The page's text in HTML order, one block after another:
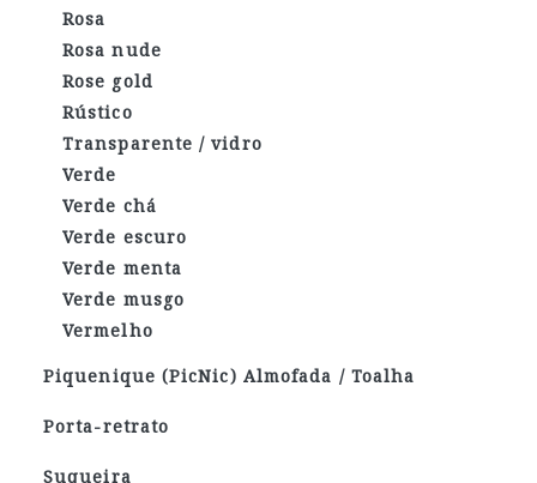
Rosa
Rosa nude
Rose gold
Rústico
Transparente / vidro
Verde
Verde chá
Verde escuro
Verde menta
Verde musgo
Vermelho
Piquenique (PicNic) Almofada / Toalha
Porta-retrato
Suqueira